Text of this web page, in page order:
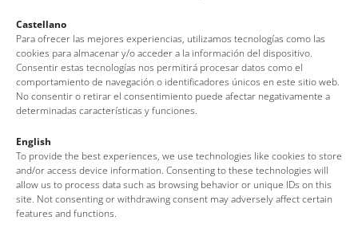
Castellano
Para ofrecer las mejores experiencias, utilizamos tecnologías como las
cookies para almacenar y/o acceder a la información del dispositivo.
Consentir estas tecnologías nos permitirá procesar datos como el
comportamiento de navegación o identificadores únicos en este sitio web.
No consentir o retirar el consentimiento puede afectar negativamente a
determinadas características y funciones.
English
To provide the best experiences, we use technologies like cookies to store
and/or access device information. Consenting to these technologies will
allow us to process data such as browsing behavior or unique IDs on this
site. Not consenting or withdrawing consent may adversely affect certain
features and functions.